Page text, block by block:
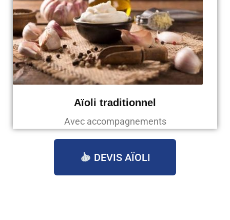
Aïoli traditionnel
Avec accompagnements
DEVIS AÏOLI